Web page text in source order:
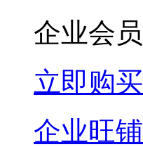
企业会员
立即购买
企业旺铺